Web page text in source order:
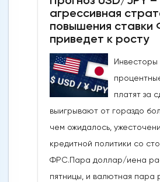
агрессивная
повышения ставки
приведет к росту
Инвесторы
платят за
выигрывают от гораздо
чем ожидалось,
кредитной политики со
ФРС.Пара доллар/иена
пятницы, и валютная пара